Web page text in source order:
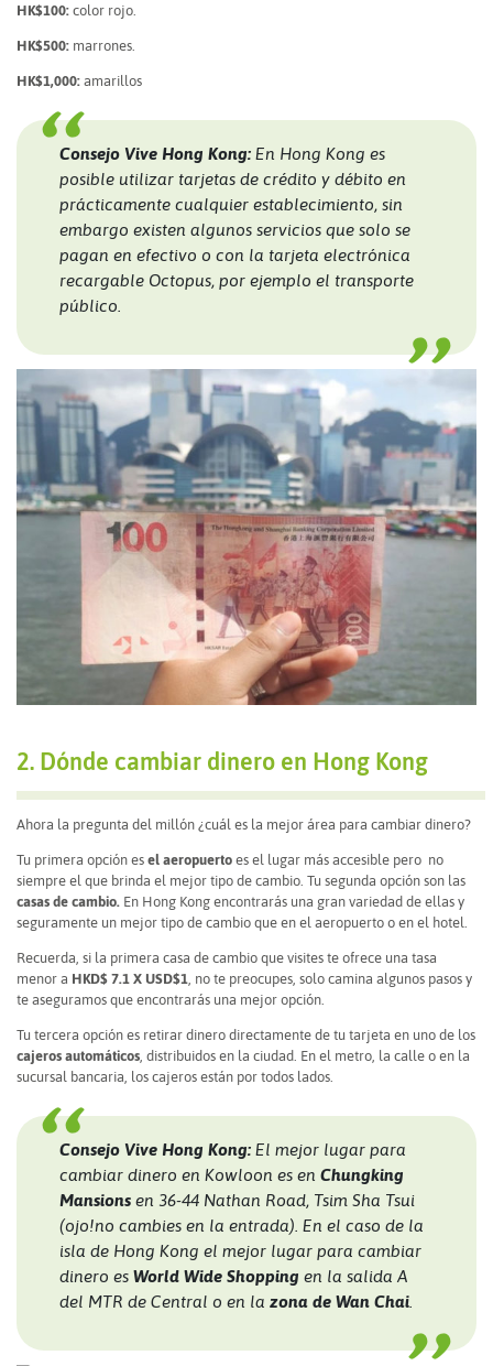
HK$100: color rojo.
HK$500: marrones.
HK$1,000: amarillos
Consejo Vive Hong Kong: En Hong Kong es
posible utilizar tarjetas de crédito y débito en
prácticamente cualquier establecimiento, sin
embargo existen algunos servicios que solo se
pagan en efectivo o con la tarjeta electrónica
recargable Octopus, por ejemplo el transporte
público.
2. Dónde cambiar dinero en Hong Kong
Ahora la pregunta del millón ¿cuál es la mejor área para cambiar dinero?
Tu primera opción es el aeropuerto es el lugar más accesible pero no
siempre el que brinda el mejor tipo de cambio. Tu segunda opción son las
casas de cambio. En Hong Kong encontrarás una gran variedad de ellas y
seguramente un mejor tipo de cambio que en el aeropuerto o en el hotel.
Recuerda, si la primera casa de cambio que visites te ofrece una tasa
menor a HKD$ 7.1 X USD$1 , no te preocupes, solo camina algunos pasos y
te aseguramos que encontrarás una mejor opción.
Tu tercera opción es retirar dinero directamente de tu tarjeta en uno de los
cajeros automáticos , distribuidos en la ciudad. En el metro, la calle o en la
sucursal bancaria, los cajeros están por todos lados.
Consejo Vive Hong Kong: El mejor lugar para
cambiar dinero en Kowloon es en Chungking
Mansions en 36-44 Nathan Road, Tsim Sha Tsui
(ojo!no cambies en la entrada). En el caso de la
isla de Hong Kong el mejor lugar para cambiar
dinero es World Wide Shopping en la salida A
del MTR de Central o en la zona de Wan Chai